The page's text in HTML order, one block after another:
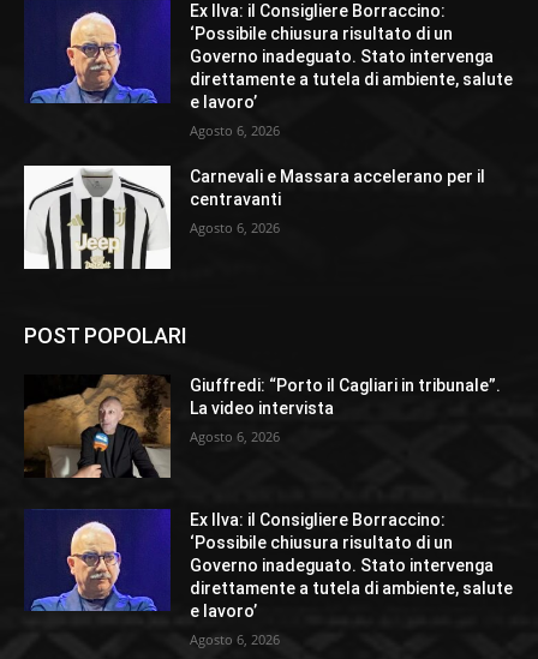
Ex Ilva: il Consigliere Borraccino:
‘Possibile chiusura risultato di un
Governo inadeguato. Stato intervenga
direttamente a tutela di ambiente, salute
e lavoro’
Agosto 6, 2026
Carnevali e Massara accelerano per il
centravanti
Agosto 6, 2026
POST POPOLARI
Giuffredi: “Porto il Cagliari in tribunale”.
La video intervista
Agosto 6, 2026
Ex Ilva: il Consigliere Borraccino:
‘Possibile chiusura risultato di un
Governo inadeguato. Stato intervenga
direttamente a tutela di ambiente, salute
e lavoro’
Agosto 6, 2026